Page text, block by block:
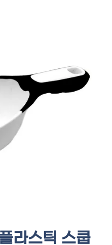
라스틱 스쿱